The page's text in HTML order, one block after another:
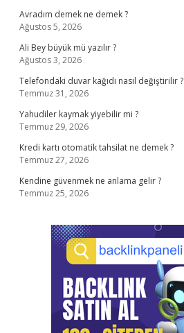
Avradım demek ne demek ?
Ağustos 5, 2026
Ali Bey büyük mü yazılır ?
Ağustos 3, 2026
Telefondaki duvar kağıdı nasıl değiştirilir ?
Temmuz 31, 2026
Yahudiler kaymak yiyebilir mi ?
Temmuz 29, 2026
Kredi kartı otomatik tahsilat ne demek ?
Temmuz 27, 2026
Kendine güvenmek ne anlama gelir ?
Temmuz 25, 2026